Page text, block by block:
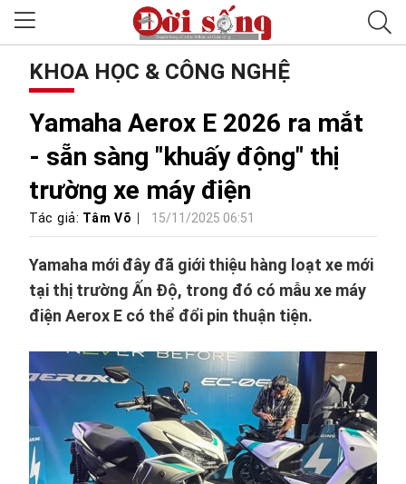
KHOA HỌC & CÔNG NGHỆ
Yamaha Aerox E 2026 ra mắt
- sẵn sàng "khuấy động" thị
trường xe máy điện
Tác giả: Tâm Võ 15/11/2025 06:51
Yamaha mới đây đã giới thiệu hàng loạt xe mới
tại thị trường Ấn Độ, trong đó có mẫu xe máy
điện Aerox E có thể đổi pin thuận tiện.